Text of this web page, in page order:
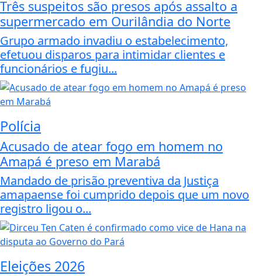
Três suspeitos são presos após assalto a
supermercado em Ourilândia do Norte
Grupo armado invadiu o estabelecimento,
efetuou disparos para intimidar clientes e
funcionários e fugiu...
Polícia
Acusado de atear fogo em homem no
Amapá é preso em Marabá
Mandado de prisão preventiva da Justiça
amapaense foi cumprido depois que um novo
registro ligou o...
Eleições 2026